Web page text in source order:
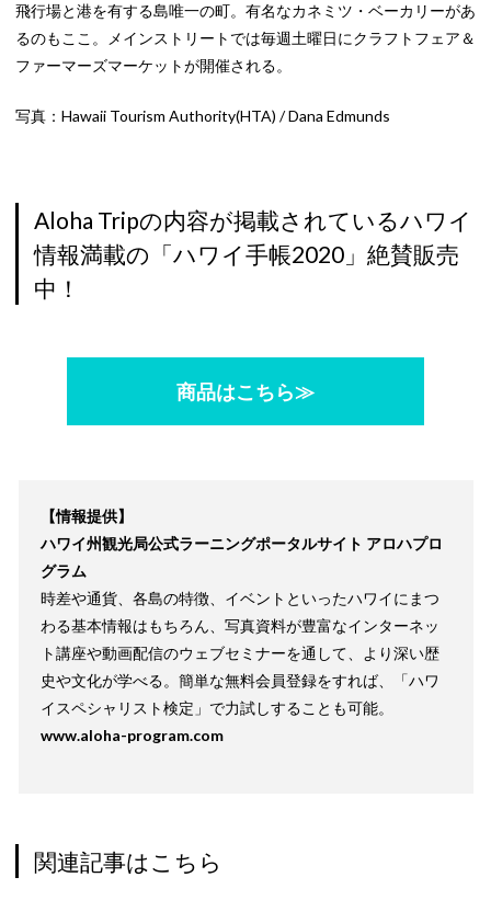
飛行場と港を有する島唯一の町。有名なカネミツ・ベーカリーがあ
るのもここ。メインストリートでは毎週土曜日にクラフトフェア＆
ファーマーズマーケットが開催される。
写真：Hawaii Tourism Authority(HTA) / Dana Edmunds
Aloha Tripの内容が掲載されているハワイ
情報満載の「ハワイ手帳2020」絶賛販売
中！
商品はこちら≫
【情報提供】
ハワイ州観光局公式ラーニングポータルサイト アロハプロ
グラム
時差や通貨、各島の特徴、イベントといったハワイにまつ
わる基本情報はもちろん、写真資料が豊富なインターネッ
ト講座や動画配信のウェブセミナーを通して、より深い歴
史や文化が学べる。簡単な無料会員登録をすれば、「ハワ
イスペシャリスト検定」で力試しすることも可能。
www.aloha-program.com
関連記事はこちら